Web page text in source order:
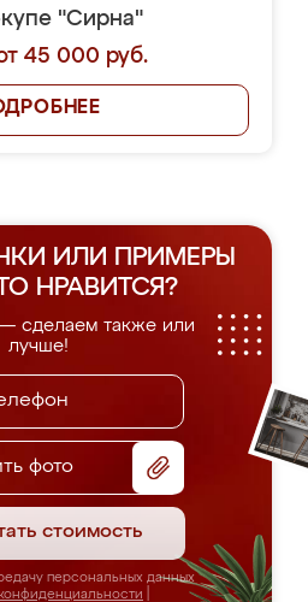
"Сирна"
45 000 руб.
ИЛИ ПРИМЕРЫ
НРАВИТСЯ?
сделаем также или
лучше!
фото
стоимость
персональных данных